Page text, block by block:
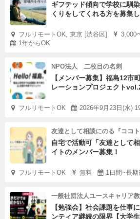
ギフテッド傾向で学校に馴
くりをしてくれる方を募集
フルリモートOK, 東京 [渋谷区]
3,000
1年からOK
NPO法人 二枚目の名刺
【メンバー募集】福島12市
レーションプロジェクト
フルリモートOK 2026年9月23日(水)
友達として相談にのる『ココト
自宅で活動可「友達として
イトのメンバー募集！
フルリモートOK 無料 1日間~長期
一般社団法人ユースキャリア
【勉強会】社会課題を仕事
ンティア継続の限界【大学生